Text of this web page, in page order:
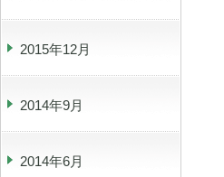
2015年12月
2014年9月
2014年6月